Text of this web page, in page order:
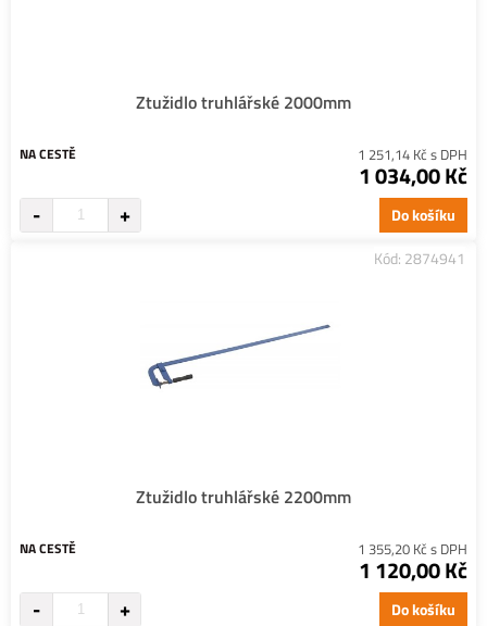
Ztužidlo truhlářské 2000mm
NA CESTĚ 1 251,14 Kč s DPH
1 034,00 Kč
Do košíku
Kód: 2874941
Ztužidlo truhlářské 2200mm
NA CESTĚ 1 355,20 Kč s DPH
1 120,00 Kč
Do košíku